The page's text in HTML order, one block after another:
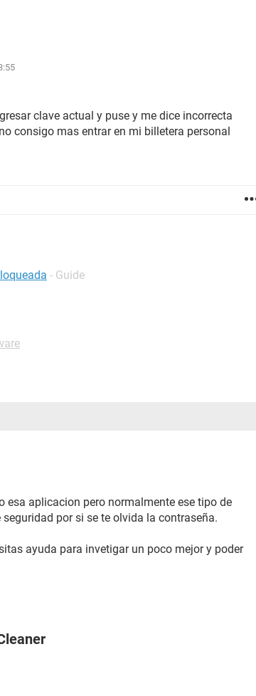
clave actual y puse y me dice incorrecta
consigo mas entrar en mi billetera personal
- Guide
esa aplicacion pero normalmente ese tipo de
por si se te olvida la contraseña.
ayuda para invetigar un poco mejor y poder